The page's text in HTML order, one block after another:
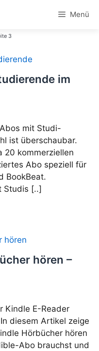
Menü
3
im
mit Studi-
ist überschaubar.
20 kommerziellen
Abo speziell für
BookBeat.
Studis [..]
hören –
Kindle E-Reader
diesem Artikel zeige
Hörbücher hören
Abo brauchst und